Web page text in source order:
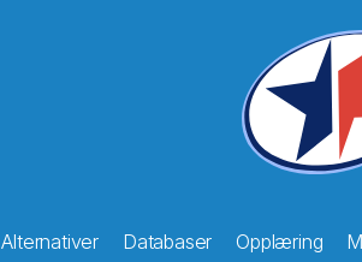
Alternativer Databaser Opplæring